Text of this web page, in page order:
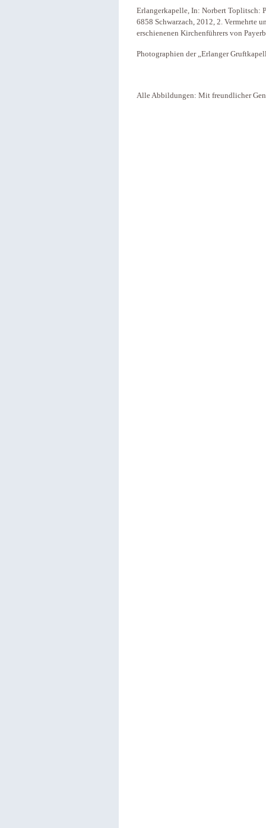
Erlangerkapelle, In: Norbert Toplitsch:
6858 Schwarzach, 2012, 2. Vermehrte
erschienenen Kirchenführers von
Photographien der „Erlanger
Alle Abbildungen: Mit freundlicher